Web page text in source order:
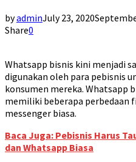
byadminJuly 23, 2020
Share0
Whatsapp bisnis kini menjadi
digunakan oleh para pebisnis
konsumen mereka. Whatsapp
memiliki beberapa perbedaan
messenger biasa.
Baca Juga: Pebisnis Harus
dan Whatsapp Biasa